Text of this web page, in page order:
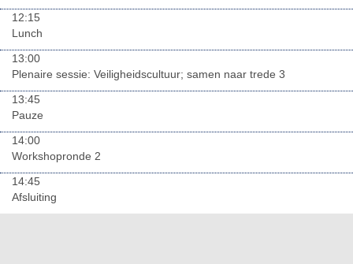
12:15
Lunch
13:00
Plenaire sessie: Veiligheidscultuur; samen naar trede 3
13:45
Pauze
14:00
Workshopronde 2
14:45
Afsluiting